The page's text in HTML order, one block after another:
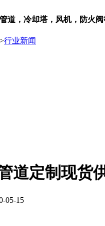
道，冷却塔，风机，防火阀
>行业新闻
道定制现货
05-15